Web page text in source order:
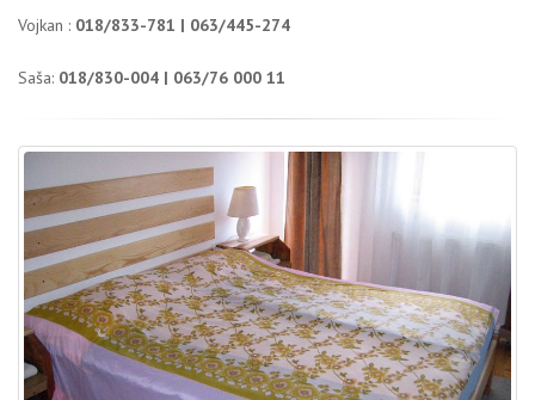
Vojkan : 018/833-781 | 063/445-274
Saša: 018/830-004 | 063/76 000 11